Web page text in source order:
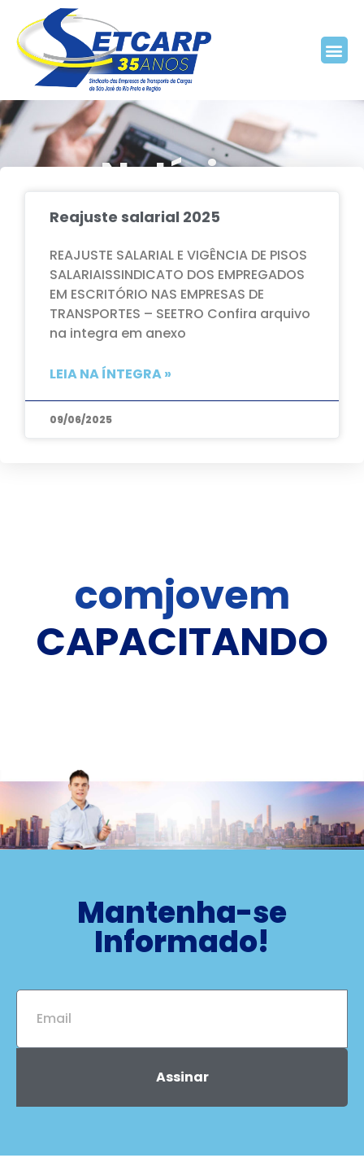
Notícias
Home Blog
Reajuste salarial 2025
REAJUSTE SALARIAL E VIGÊNCIA DE PISOS
SALARIAISSINDICATO DOS EMPREGADOS
EM ESCRITÓRIO NAS EMPRESAS DE
TRANSPORTES – SEETRO Confira arquivo
na integra em anexo
LEIA NA ÍNTEGRA »
09/06/2025
comjovem
CAPACITANDO
Mantenha-se
Informado!
Assinar